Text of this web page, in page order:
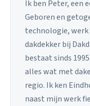
Ik ben Peter, een
Geboren en
technologie, werk
dakdekker bij
bestaat sinds
alles wat met
regio. Ik ken
naast mijn werk